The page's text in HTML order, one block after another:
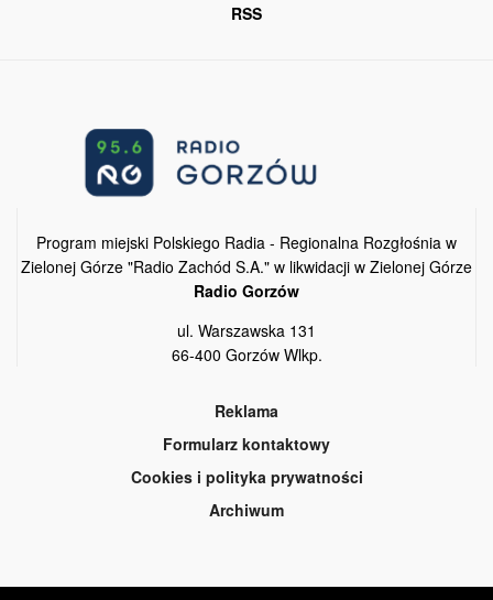
RSS
Program miejski Polskiego Radia - Regionalna Rozgłośnia w
Zielonej Górze "Radio Zachód S.A." w likwidacji w Zielonej Górze
Radio Gorzów
ul. Warszawska 131
66-400 Gorzów Wlkp.
Reklama
Formularz kontaktowy
Cookies i polityka prywatności
Archiwum